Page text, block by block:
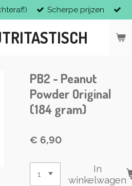
Scherpe prijzen
PB2 - Peanut
Powder Original
(184 gram)
€ 6,90
In
winkelwagen